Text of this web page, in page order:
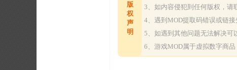
版
权
声
明
3、如内容侵犯到任何版权，请
4、遇到MOD提取码错误或链
5、如遇到其他问题无法解决可
6、游戏MOD属于虚拟数字商